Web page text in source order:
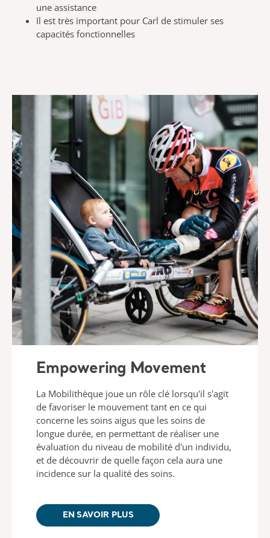
une assistance
Il est très important pour Carl de stimuler ses
capacités fonctionnelles
Empowering Movement
La Mobilithèque joue un rôle clé lorsqu'il s'agit
de favoriser le mouvement tant en ce qui
concerne les soins aigus que les soins de
longue durée, en permettant de réaliser une
évaluation du niveau de mobilité d'un individu,
et de découvrir de quelle façon cela aura une
incidence sur la qualité des soins.
EN SAVOIR PLUS